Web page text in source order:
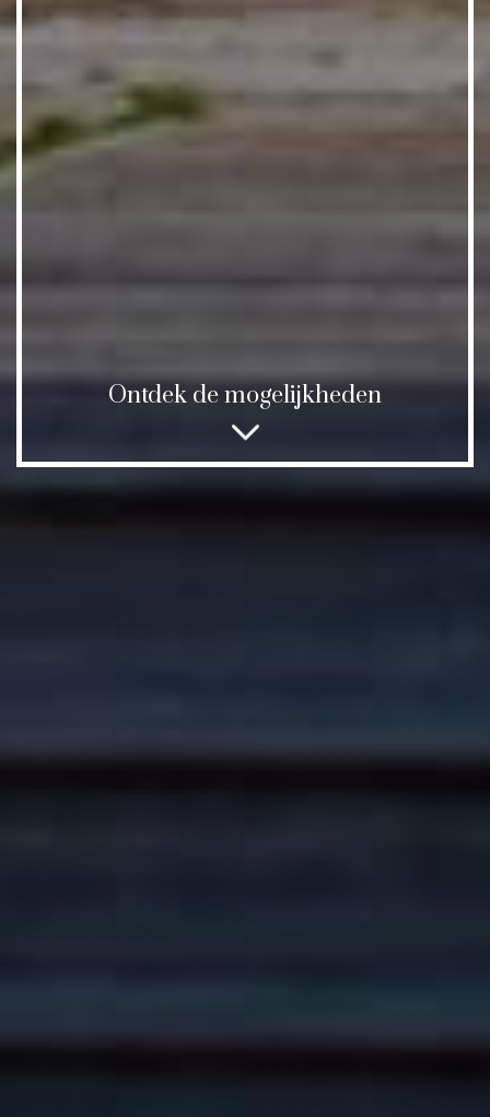
Ontdek de mogelijkheden